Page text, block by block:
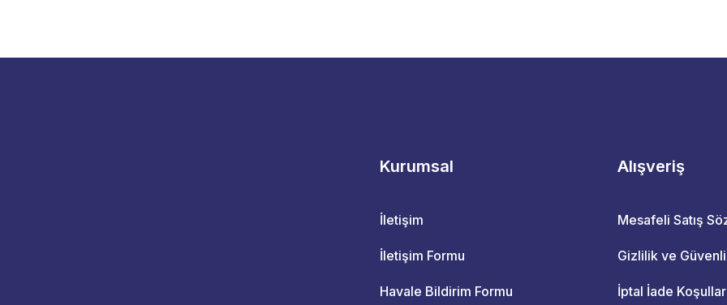
Kurumsal
İletişim
İletişim Formu
Havale Bildirim Formu
Alışveriş
Mesafeli Satış
Gizlilik ve
İptal İade